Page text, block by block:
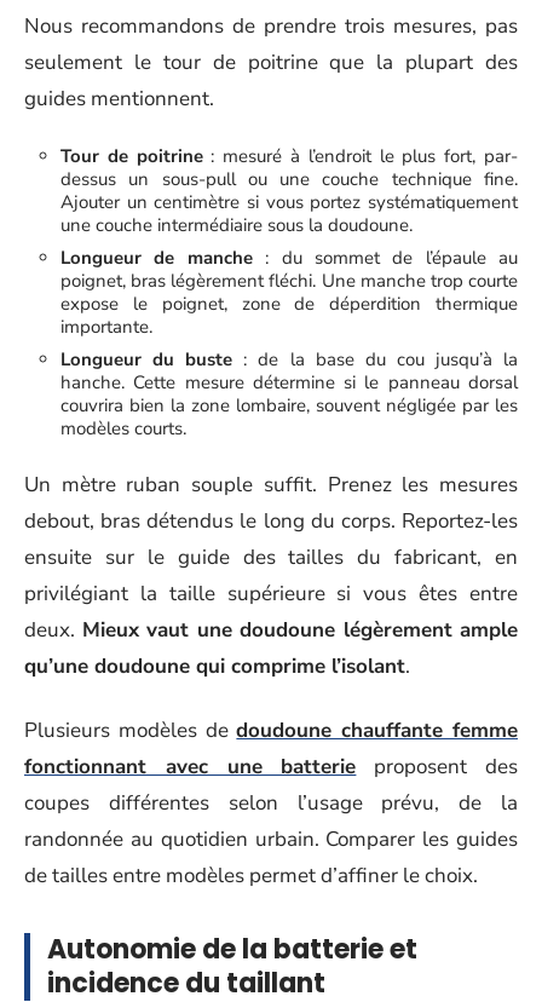
Nous recommandons de prendre trois mesures, pas
seulement le tour de poitrine que la plupart des
guides mentionnent.
Tour de poitrine: mesuré à l’endroit le plus fort, par-
dessus un sous-pull ou une couche technique fine.
Ajouter un centimètre si vous portez systématiquement
une couche intermédiaire sous la doudoune.
Longueur de manche: du sommet de l’épaule au
poignet, bras légèrement fléchi. Une manche trop courte
expose le poignet, zone de déperdition thermique
importante.
Longueur du buste : de la base du cou jusqu’à la
hanche. Cette mesure détermine si le panneau dorsal
couvrira bien la zone lombaire, souvent négligée par les
modèles courts.
Un mètre ruban souple suffit. Prenez les mesures
debout, bras détendus le long du corps. Reportez-les
ensuite sur le guide des tailles du fabricant, en
privilégiant la taille supérieure si vous êtes entre
deux. Mieux vaut une doudoune légèrement ample
qu’une doudoune qui comprime l’isolant.
Plusieurs modèles dedoudoune chauffante femme
fonctionnant avec une batterie proposent des
coupes différentes selon l’usage prévu, de la
randonnée au quotidien urbain. Comparer les guides
de tailles entre modèles permet d’affiner le choix.
Autonomie de la batterie et
incidence du taillant